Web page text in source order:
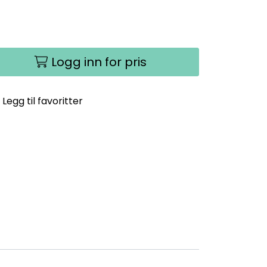
Logg inn for pris
Legg til favoritter